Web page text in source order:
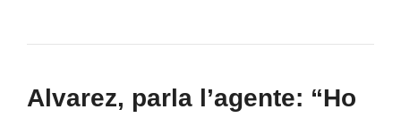
Alvarez, parla l’agente: “Ho